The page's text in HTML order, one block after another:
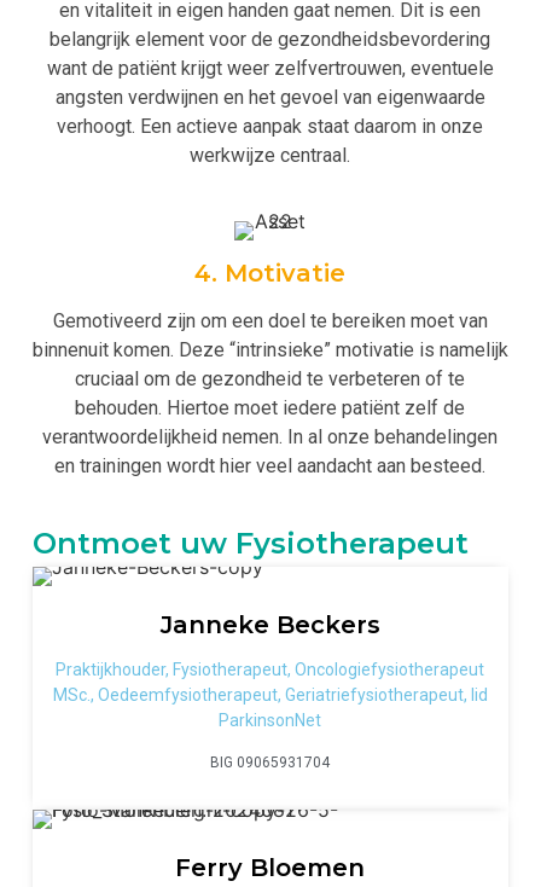
en vitaliteit in eigen handen gaat nemen. Dit is een
belangrijk element voor de gezondheidsbevordering
want de patiënt krijgt weer zelfvertrouwen, eventuele
angsten verdwijnen en het gevoel van eigenwaarde
verhoogt. Een actieve aanpak staat daarom in onze
werkwijze centraal.
4. Motivatie
Gemotiveerd zijn om een doel te bereiken moet van
binnenuit komen. Deze “intrinsieke” motivatie is namelijk
cruciaal om de gezondheid te verbeteren of te
behouden. Hiertoe moet iedere patiënt zelf de
verantwoordelijkheid nemen. In al onze behandelingen
en trainingen wordt hier veel aandacht aan besteed.
Ontmoet uw Fysiotherapeut
Janneke Beckers
Praktijkhouder, Fysiotherapeut, Oncologiefysiotherapeut
MSc., Oedeemfysiotherapeut, Geriatriefysiotherapeut, lid
ParkinsonNet
BIG 09065931704
Ferry Bloemen